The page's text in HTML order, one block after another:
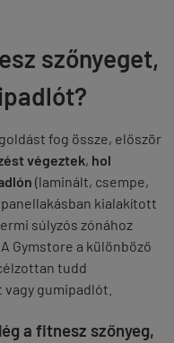
szőnyeget,
fog össze, először
végeztek, hol
(laminált, csempe,
kialakított
súlyzós zónához
Gymstore a különböző
tudd
gumipadlót.
a fitnesz szőnyeg,